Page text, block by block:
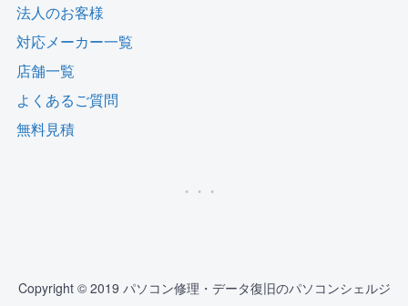
法人のお客様
対応メーカー一覧
店舗一覧
よくあるご質問
無料見積
Copyright © 2019 パソコン修理・データ復旧のパソコンシェルジ